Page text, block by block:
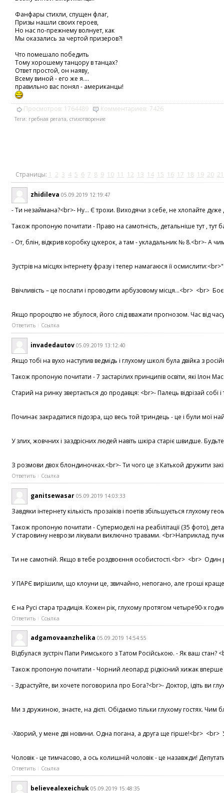
Фанфары стихли, спущен флаг,
Призы нашли своих героев,
Но нас по-прежнему волнует, как
Мы оказались за чертой призеров?!
Что помешало победить
Тому хорошему танцору в танцах?
Ответ простой, он наяву,
Всему виной - его же я....
правильно вас понял - американцы!
Просмотров: 1764489 Комментариев: 7426
Теги: гребная регата, стихотворение
Страницы: 1 2 3 4 5 6 7 8 9 10 11 12 13 14 15 16 17 18 19 20 21
zhidileva 05.09.2019 12:19:47
- Ти незаймана?<br>- Ну... Є трохи. Виходячи з себе, не хлопайте дуже
Також пропоную почитати - Право на самотність, детальніше тут , тут
- От, блін, відкрив коробку цукерок, а там - укладальник № 8.<br>- А
Зустрів на місцях інтернету фразу і тепер намагаюся її
Ввічливість – це послати і проводити арбузовому місця...<br> <br>
Якщо пророцтво не збулося, його слід вважати прогнозом. Час від
Ответить Ссылка
invadedautov 05.09.2019 13:12:40
Якщо тобі на вухо наступив ведмідь і глухому школі була двійка з
Також пропоную почитати - 7 застарілих принципів освіти, які Ілон
Старий на ринку звертається до продавця: <br>- Палець відрізай
Починає закрадатися підозра, що весь той триндець - це і були мої
У злих, жовчних і заздрісних людей навіть шкіра старіє швидше.
З розмови двох блондиночках.<br>- Ти чого це з Катькой дружити
Ответить Ссылка
ganitsewasar 05.09.2019 14:03:33
Завдяки інтернету кількість прозаїків і поетів збільшується
Також пропоную почитати - Супермоделі на реабілітації (35 фото),
У старовину неврози лікували виключно травами. <br>Наприклад,
Ти не самотній. Якщо в тебе роздвоєння особистості.<br> <br> Один
У ПАРЄ вирішили, що клоуни це, звичайно, непогано, але гроші
Є на Русі стара традиція. Кожен рік, глухому протягом четыре90-х
Ответить Ссылка
adgamovaanzhelika 05.09.2019 14:54:55
Відбулася зустріч Папи Римського з Татом Російською. - Як ваш стан?
Також пропоную почитати - Чорний леопард: рідкісний хижак вперше
- Здрастуйте, ви хочете поговорила про Бога?<br>- Доктор, ідіть
Ми з дружиною, знаєте, на дієті. Обідаємо тільки глухому гостях.
-Хворий, у мене дві новини. Одна погана, а друга ще гірше!<br> <br>
Чоловік - це тимчасово, а ось колишній чоловік - це назавжди!
Ответить Ссылка
believealexeichuk 05.09.2019 15:48:35